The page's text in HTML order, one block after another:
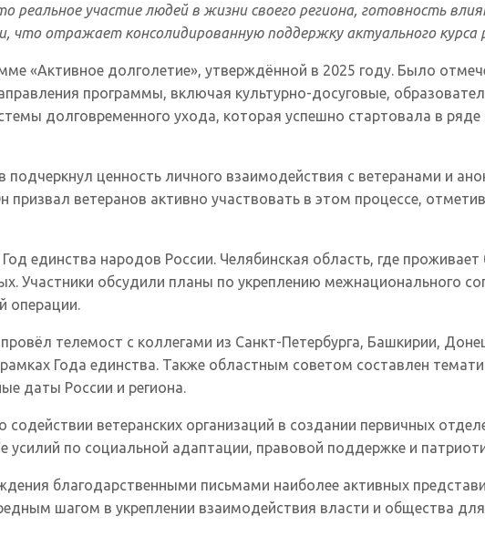
участие людей в жизни своего региона, готовность
отражает консолидированную поддержку актуального курса
«Активное долголетие», утверждённой в 2025 году. Было
программы, включая культурно-досуговые,
долговременного ухода, которая успешно стартовала в
ценность личного взаимодействия с ветеранами и
ветеранов активно участвовать в этом процессе,
единства народов России. Челябинская область, где
Участники обсудили планы по укреплению межнационального
операции.
телемост с коллегами из Санкт-Петербурга, Башкирии,
Года единства. Также областным советом составлен
даты России и региона.
ветеранских организаций в создании первичных
усилий по социальной адаптации, правовой поддержке и
благодарственными письмами наиболее активных
шагом в укреплении взаимодействия власти и общества